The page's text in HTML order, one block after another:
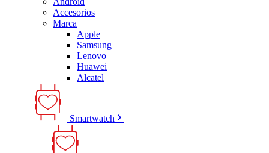
Accesorios
Marca
Apple
Samsung
Lenovo
Huawei
Alcatel
Smartwatch